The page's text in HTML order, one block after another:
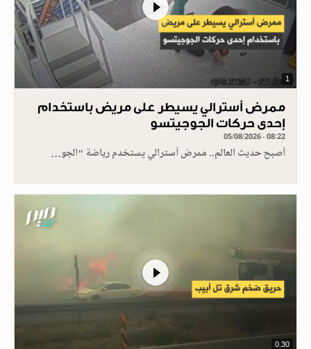
1
ممرض أسترالي يسيطر على مريض باستخدام
إحدى حركات الجوجيتسو
05/08/2026 - 08:22
أصبح حديث العالم.. ممرض أسترالي يستخدم رياضة "الجو…
0.30